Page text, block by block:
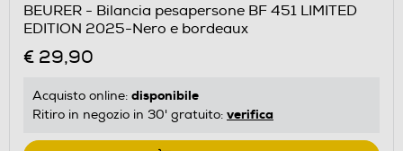
BEURER - Bilancia pesapersone BF 451 LIMITED
EDITION 2025-Nero e bordeaux
€ 29,90
Acquisto online: disponibile
Ritiro in negozio in 30' gratuito: verifica